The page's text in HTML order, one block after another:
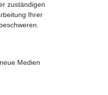
zuständigen
Ihrer
Medien